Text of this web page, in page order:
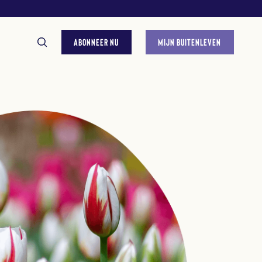
ABONNEER NU MIJN BUITENLEVEN